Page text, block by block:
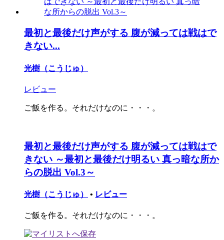
最初と最後だけ声がする 腹が減っては戦はで
きない...
光樹（こうじゅ）
レビュー
ご飯を作る。それだけなのに・・・。
最初と最後だけ声がする 腹が減っては戦はで
きない ～最初と最後だけ明るい 真っ暗な所か
らの脱出 Vol.3～
光樹（こうじゅ） • レビュー
ご飯を作る。それだけなのに・・・。